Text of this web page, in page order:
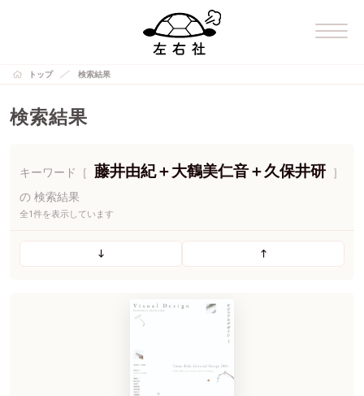
トップ 検索結果
検索結果
キーワード［ 藤井由紀＋大鶴美仁音＋久保井研 ］
の 検索結果
全1件を表示しています